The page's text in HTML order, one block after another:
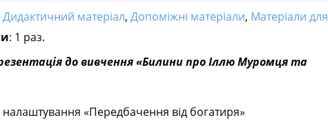
Дидактичний матеріал, Допоміжні матеріали, Матеріали для НУШ
: 1 раз.
до вивчення «Билини про Іллю Муромця та
«Передбачення від богатиря»